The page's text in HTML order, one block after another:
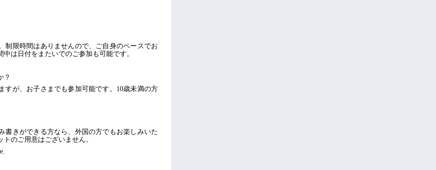
制限時間はありませんので、ご自身のペースでお
は日付をまたいでのご参加も可能です。
？
すが、お子さまでも参加可能です。10歳未満の方
書きができる方なら、外国の方でもお楽しみいた
のご用意はございません。